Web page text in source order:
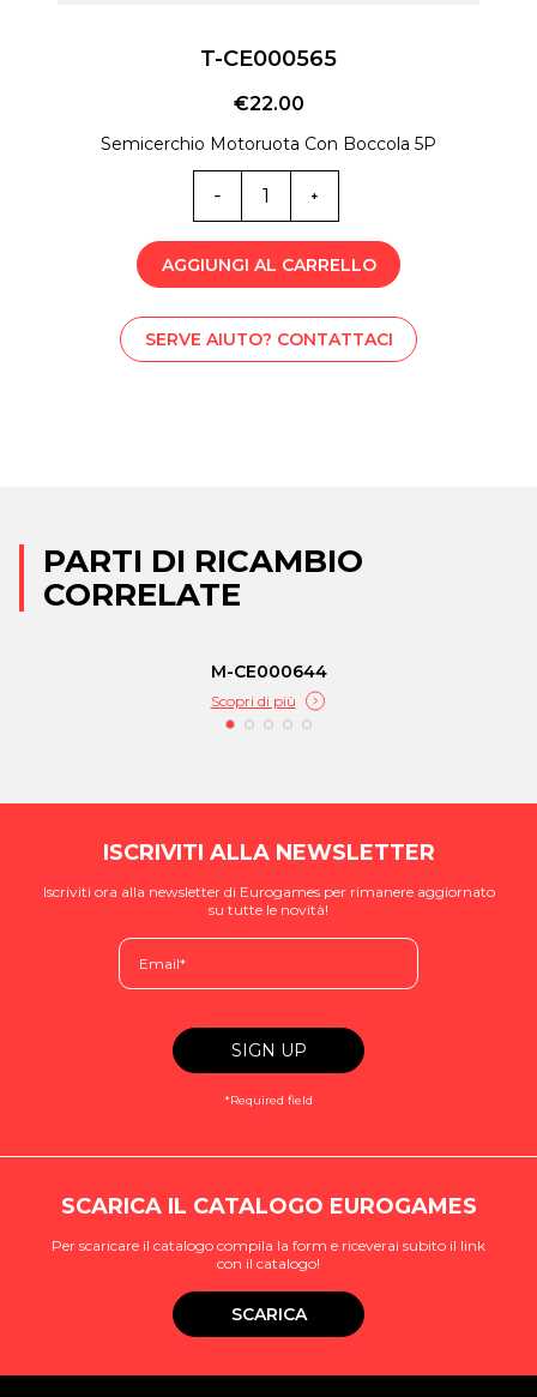
T-CE000565
€22.00
Semicerchio Motoruota Con Boccola 5P
T-
CE000565
quantità
AGGIUNGI AL CARRELLO
SERVE AIUTO? CONTATTACI
PARTI DI RICAMBIO
CORRELATE
M-CE000644
Scopri di più
ISCRIVITI ALLA NEWSLETTER
Iscriviti ora alla newsletter di Eurogames per rimanere aggiornato
su tutte le novità!
*Required field
SCARICA IL CATALOGO EUROGAMES
Per scaricare il catalogo compila la form e riceverai subito il link
con il catalogo!
SCARICA